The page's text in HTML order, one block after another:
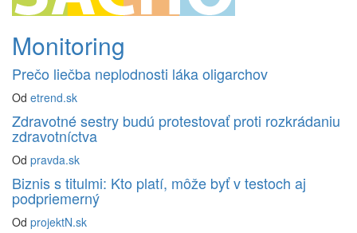
Monitoring
Prečo liečba neplodnosti láka oligarchov
Od etrend.sk
Zdravotné sestry budú protestovať proti rozkrádaniu
zdravotníctva
Od pravda.sk
Biznis s titulmi: Kto platí, môže byť v testoch aj
podpriemerný
Od projektN.sk